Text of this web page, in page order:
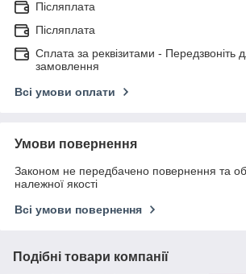
Післяплата
Післяплата
Сплата за реквізитами - Передзвоніть
замовлення
Всі умови оплати
Умови повернення
Законом не передбачено повернення та
належної якості
Всі умови повернення
Подібні товари компанії